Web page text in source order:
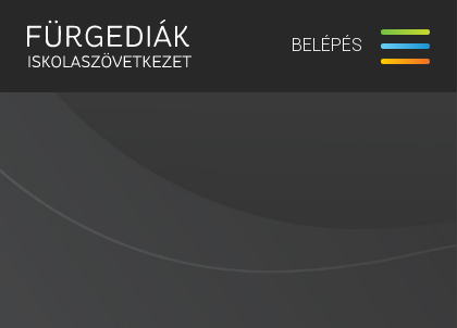
BELÉPÉS